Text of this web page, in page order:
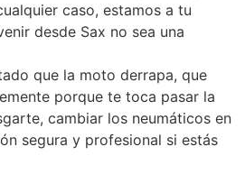
caso, estamos a tu
desde Sax no sea una
que la moto derrapa, que
porque te toca pasar la
cambiar los neumáticos en
segura y profesional si estás